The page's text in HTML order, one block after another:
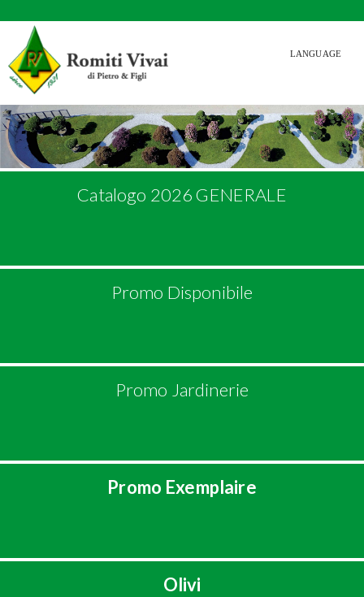
LANGUAGE
Catalogo 2026 GENERALE
Promo Disponibile
Promo Jardinerie
Promo Exemplaire
Olivi